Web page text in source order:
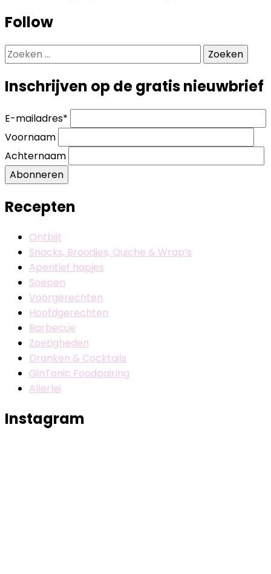
Follow
Zoeken
naar:
Inschrijven op de gratis nieuwbrief
E-mailadres*
Voornaam
Achternaam
Abonneren
Recepten
Ontbijt
Snacks, Broodjes, Quiche & Wrap’s
Aperitief hapjes
Soepen
Voorgerechten
Hoofdgerechten
Barbecue
Zoetigheden
Dranken & Cocktails
GinTonic Foodpairing
Allerlei
Instagram